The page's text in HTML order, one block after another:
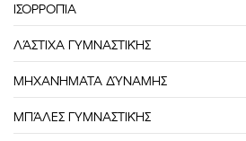
ΙΣΟΡΡΟΠΊΑ
ΛΆΣΤΙΧΑ ΓΥΜΝΑΣΤΙΚΉΣ
ΜΗΧΑΝΉΜΑΤΑ ΔΎΝΑΜΗΣ
ΜΠΆΛΕΣ ΓΥΜΝΑΣΤΙΚΉΣ